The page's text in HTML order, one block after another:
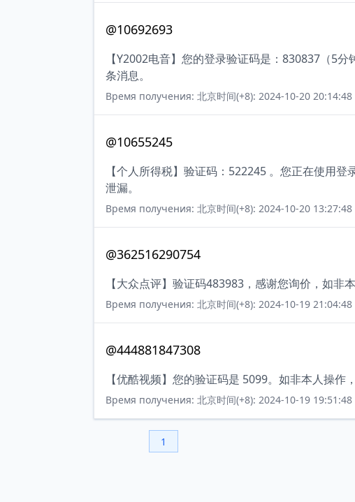
@10692693
【Y2002电音】您的登录验证码是：830837（5
条消息。
Время получения: 北京时间(+8): 2024-10-20 20:14:48
@10655245
【个人所得税】验证码：522245 。您正在使用
泄漏。
Время получения: 北京时间(+8): 2024-10-20 13:27:48
@362516290754
【大众点评】验证码483983，感谢您询价，如非
Время получения: 北京时间(+8): 2024-10-19 21:04:48
@444881847308
【优酷视频】您的验证码是 5099。如非本人操作
Время получения: 北京时间(+8): 2024-10-19 19:51:48
1